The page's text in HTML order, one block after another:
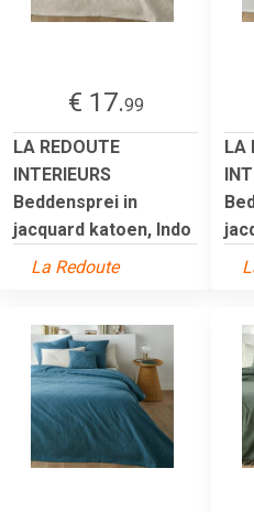
€ 17.99
LA REDOUTE
INTERIEURS
Beddensprei in
jacquard katoen, Indo
La Redoute
LA